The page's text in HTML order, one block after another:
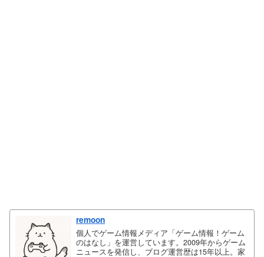
remoon
個人でゲーム情報メディア「ゲーム情報！ゲーム
のはなし」を運営しています。2009年からゲーム
ニュースを発信し、ブログ運営歴は15年以上。家